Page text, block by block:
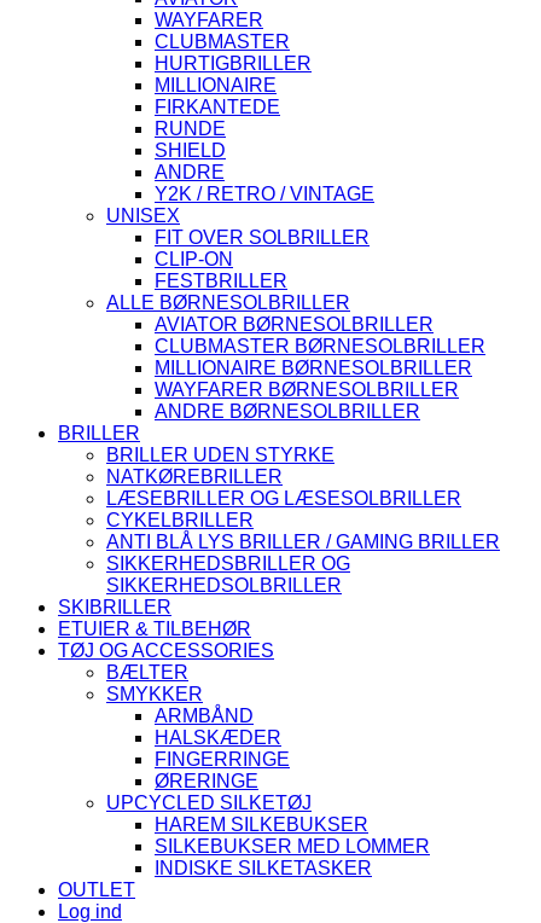
WAYFARER
CLUBMASTER
HURTIGBRILLER
MILLIONAIRE
FIRKANTEDE
RUNDE
SHIELD
ANDRE
Y2K / RETRO / VINTAGE
UNISEX
FIT OVER SOLBRILLER
CLIP-ON
FESTBRILLER
ALLE BØRNESOLBRILLER
AVIATOR BØRNESOLBRILLER
CLUBMASTER BØRNESOLBRILLER
MILLIONAIRE BØRNESOLBRILLER
WAYFARER BØRNESOLBRILLER
ANDRE BØRNESOLBRILLER
BRILLER
BRILLER UDEN STYRKE
NATKØREBRILLER
LÆSEBRILLER OG LÆSESOLBRILLER
CYKELBRILLER
ANTI BLÅ LYS BRILLER / GAMING BRILLER
SIKKERHEDSBRILLER OG
SIKKERHEDSOLBRILLER
SKIBRILLER
ETUIER & TILBEHØR
TØJ OG ACCESSORIES
BÆLTER
SMYKKER
ARMBÅND
HALSKÆDER
FINGERRINGE
ØRERINGE
UPCYCLED SILKETØJ
HAREM SILKEBUKSER
SILKEBUKSER MED LOMMER
INDISKE SILKETASKER
OUTLET
Log ind